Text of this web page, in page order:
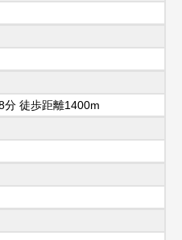
分 徒歩距離1400m